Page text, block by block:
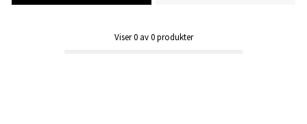
Viser0av0produkter